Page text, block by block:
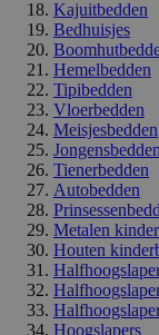
Kajuitbedden
Bedhuisjes
Hemelbedden
Tipibedden
Vloerbedden
Meisjesbedden
Jongensbedden
Tienerbedden
Autobedden
Metalen
Houten
Hoogslapers